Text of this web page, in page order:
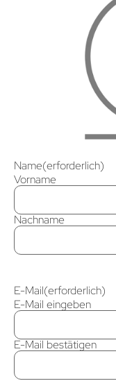
Name(erforderlich)
Vorname
Nachname
E-Mail(erforderlich)
E-Mail eingeben
E-Mail bestätigen